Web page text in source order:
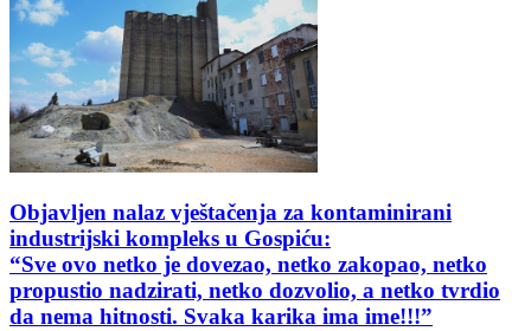
Objavljen nalaz vještačenja za kontaminirani
industrijski kompleks u Gospiću:
“Sve ovo netko je dovezao, netko zakopao, netko
propustio nadzirati, netko dozvolio, a netko tvrdio
da nema hitnosti. Svaka karika ima ime!!!”